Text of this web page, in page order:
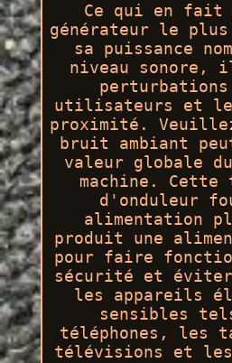
Ce qui en fait
générateur le
sa puissance
niveau sonore,
utilisateurs et
proximité.
bruit ambiant
valeur globale
machine. Cette
d'onduleur
alimentation
produit une
pour faire
sécurité et éviter
les appareils
sensibles
téléphones, les
télévisions et